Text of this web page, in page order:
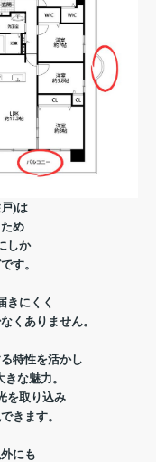
)は
め
しか
す。
きにくく
くありません。
特性を活かし
な魅力。
を取り込み
きます。
にも